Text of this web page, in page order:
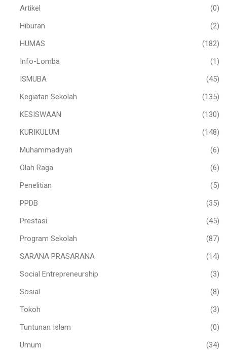
Artikel
(0)
Hiburan
(2)
HUMAS
(182)
Info-Lomba
(1)
ISMUBA
(45)
Kegiatan Sekolah
(135)
KESISWAAN
(130)
KURIKULUM
(148)
Muhammadiyah
(6)
Olah Raga
(6)
Penelitian
(5)
PPDB
(35)
Prestasi
(45)
Program Sekolah
(87)
SARANA PRASARANA
(14)
Social Entrepreneurship
(3)
Sosial
(8)
Tokoh
(3)
Tuntunan Islam
(0)
Umum
(34)